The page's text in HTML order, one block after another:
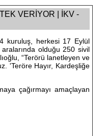
VERİYOR | İKV -
kuruluş, herkesi 17 Eylül
aralarında olduğu 250 sivil
“Terörü lanetleyen ve
'Teröre Hayır, Kardeşliğe
çağırmayı amaçlayan